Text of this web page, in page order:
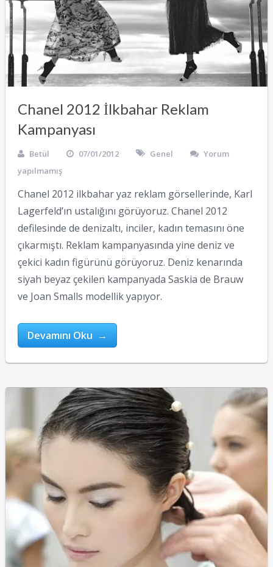
Chanel 2012 İlkbahar Reklam
Kampanyası
Betül 07/01/2012 Genel
Yorum
yapılmamış
Chanel 2012 ilkbahar yaz reklam görsellerinde, Karl
Lagerfeld’ın ustalığını görüyoruz. Chanel 2012
defilesinde de denizaltı, inciler, kadın temasını öne
çıkarmıştı. Reklam kampanyasında yine deniz ve
çekici kadın figürünü görüyoruz. Deniz kenarında
siyah beyaz çekilen kampanyada Saskia de Brauw
ve Joan Smalls modellik yapıyor.
Devamını Oku →